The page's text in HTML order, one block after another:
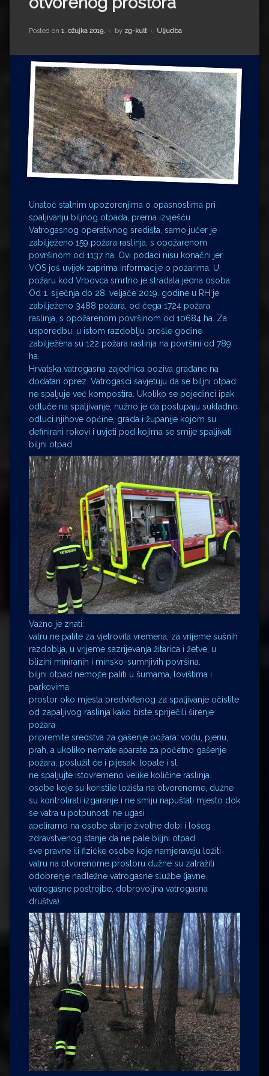
Impressum
Milenko Strižak
Drugi autori
Drugi autori
Matea Andrić
Ljiljana Lekanić-Kljaić
Željko Krznarić
Mario Lovreković
Miroslav Šantek
Posted on 1. ožujka 2019. by zg-kult Kategorije:
Uljudba
Unatoč stalnim upozorenjima o opasnostima pri
spaljivanju biljnog otpada, prema izvješću
Vatrogasnog operativnog središta, samo jučer je
zabilježeno 159 požara raslinja, s opožarenom
površinom od 1137 ha. Ovi podaci nisu konačni jer
VOS još uvijek zaprima informacije o požarima. U
požaru kod Vrbovca smrtno je stradala jedna osoba.
Od 1. siječnja do 28. veljače 2019. godine u RH je
zabilježeno 3488 požara, od čega 1724 požara
raslinja, s opožarenom površinom od 10684 ha. Za
usporedbu, u istom razdoblju prošle godine
zabilježena su 122 požara raslinja na površini od 789
ha.
Hrvatska vatrogasna zajednica poziva građane na
dodatan oprez. Vatrogasci savjetuju da se biljni otpad
ne spaljuje već kompostira. Ukoliko se pojedinci ipak
odluče na spaljivanje, nužno je da postupaju sukladno
odluci njihove općine, grada i županije kojom su
definirani rokovi i uvjeti pod kojima se smije spaljivati
biljni otpad.
Važno je znati:
vatru ne palite za vjetrovita vremena, za vrijeme sušnih
razdoblja, u vrijeme sazrijevanja žitarica i žetve, u
blizini miniranih i minsko-sumnjivih površina.
biljni otpad nemojte paliti u šumama, lovištima i
parkovima
prostor oko mjesta predviđenog za spaljivanje očistite
od zapaljivog raslinja kako biste spriječili širenje
požara
pripremite sredstva za gašenje požara: vodu, pjenu,
prah, a ukoliko nemate aparate za početno gašenje
požara, poslužit će i pijesak, lopate i sl.
ne spaljujte istovremeno velike količine raslinja
osobe koje su koristile ložišta na otvorenome, dužne
su kontrolirati izgaranje i ne smiju napuštati mjesto dok
se vatra u potpunosti ne ugasi
apeliramo na osobe starije životne dobi i lošeg
zdravstvenog stanje da ne pale biljni otpad
sve pravne ili fizičke osobe koje namjeravaju ložiti
vatru na otvorenome prostoru dužne su zatražiti
odobrenje nadležne vatrogasne službe (javne
vatrogasne postrojbe, dobrovoljna vatrogasna
društva).